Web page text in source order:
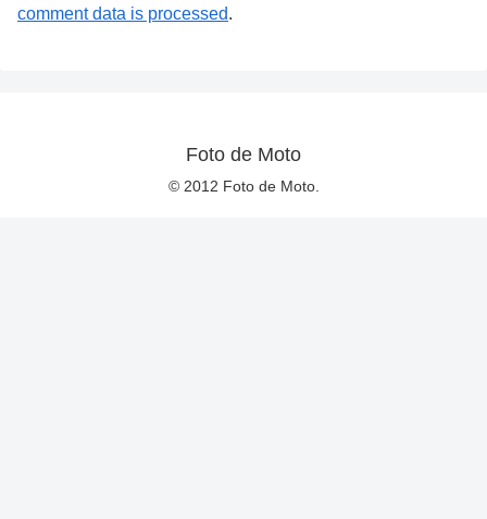
comment data is processed.
Foto de Moto
© 2012 Foto de Moto.